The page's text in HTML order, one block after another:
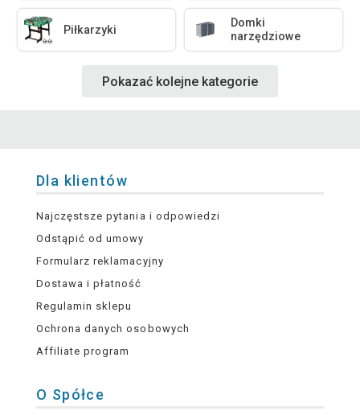
Piłkarzyki
Domki
narzędziowe
Pokazać kolejne kategorie
Dla klientów
Najczęstsze pytania i odpowiedzi
Odstąpić od umowy
Formularz reklamacyjny
Dostawa i płatność
Regulamin sklepu
Ochrona danych osobowych
Affiliate program
O Spółce